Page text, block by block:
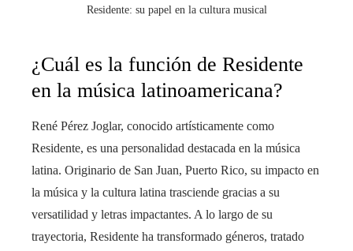
Residente: su papel en la cultura musical
¿Cuál es la función de Residente
en la música latinoamericana?
René Pérez Joglar, conocido artísticamente como
Residente, es una personalidad destacada en la música
latina. Originario de San Juan, Puerto Rico, su impacto en
la música y la cultura latina trasciende gracias a su
versatilidad y letras impactantes. A lo largo de su
trayectoria, Residente ha transformado géneros, tratado